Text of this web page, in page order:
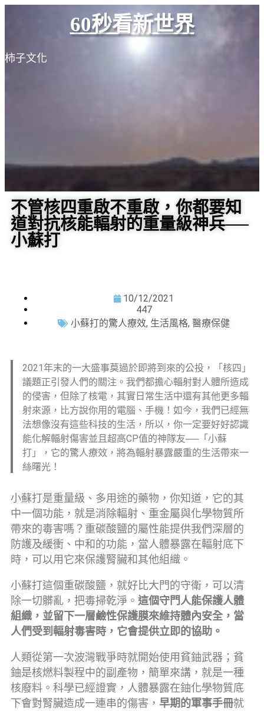
60秒看新世界
柿子文化
不管核四重啟不重啟，你都要知
道對抗核能輻射的重量級神兵──
小蘇打
10/12/2021
447
小蘇打的驚人療效, 生活風格, 醫療保健
2021年末的一大盛事莫過於即將到來的公投，「核四」
議題正引發人們的關注。我們都擔心輻射對人體所造成
的侵害，但除了核電，其實日常生活中還有其他更多輻
射來源，比方說你用的電腦、手機！如今，我們已經無
法想像沒有這些科技的生活，所以，你一定要好好認識
能化解輻射傷害並且超高CP值的神隊友──「小蘇
打」，它的驚人療效，將為輻射暴露嚴重的生活帶來一
絲曙光！
小蘇打是重量級、多用途的藥物，你知道，它的其
中一個功能，就是消除輻射、重金屬與化學物質所
帶來的毒害嗎？重碳酸鹽的屬性能提供我們深層的
防護及緩衝、中和的功能，當人體暴露在輻射底下
時，可以用它來保護腎臟和其他組織。
小蘇打這個重碳酸鹽，就好比大門的守衛，可以清
除一切髒亂，把毒掃乾淨。 這個守門人能保護人體
組織，並留下一層鹼性保護膜來維持體內安全，當
人們受到輻射毒害時，它會提供立即的協助。
人類從第一次波灣戰爭時就開始使用貧鈾武器；貧
鈾是核燃料製程中的副產物，簡單來講，就是一種
核廢料。科學已經證實，人體暴露在鈾化學物質底
下會對腎臟造成一連串的傷害， 早期的軍事手冊就